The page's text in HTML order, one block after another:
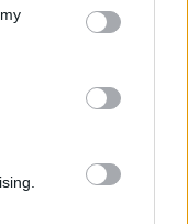
You may click to
third-party tags to
in below Google
HA EZT CSINÁLOD
a környéken